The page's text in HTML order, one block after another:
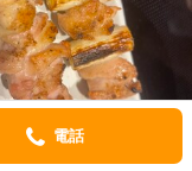
電話